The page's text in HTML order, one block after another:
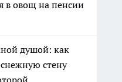
в овощ на пенсии
душой: как
стену